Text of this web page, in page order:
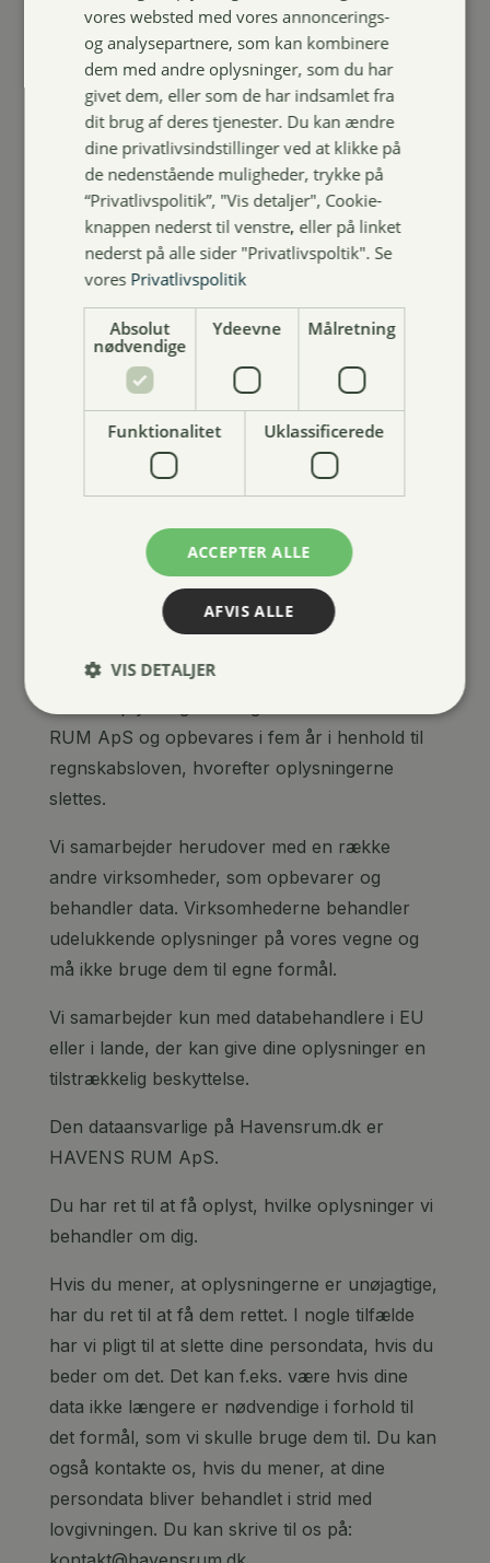
også at få en kvittering for afsendelse, så vi
kan tilbagebetale dine fragtomkostninger.
Varen sendes til:
HAVENS RUM ApS
Allerupvej 7
6731 Tjæreborg
Vi modtager kun pakker, som sendes direkte til
Når du returnerer varen, bedes du vedlægge
en detaljeret beskrivelse af problemet.
Persondatapolitik
Navn, adresse, tlf.nr. og mailadresse.
Vi registrerer og videregiver kun de
personoplysninger, som er nødvendige for at
kunne levere varen til dig.
Personoplysningerne registreres hos HAVENS
RUM ApS og opbevares i fem år i henhold til
regnskabsloven, hvorefter oplysningerne
slettes.
Vi samarbejder herudover med en række
andre virksomheder, som opbevarer og
behandler data. Virksomhederne behandler
udelukkende oplysninger på vores vegne og
må ikke bruge dem til egne formål.
Vi samarbejder kun med databehandlere i EU
eller i lande, der kan give dine oplysninger en
tilstrækkelig beskyttelse.
Den dataansvarlige på Havensrum.dk er
HAVENS RUM ApS.
Du har ret til at få oplyst, hvilke oplysninger vi
behandler om dig.
Hvis du mener, at oplysningerne er unøjagtige,
har du ret til at få dem rettet. I nogle tilfælde
har vi pligt til at slette dine persondata, hvis du
beder om det. Det kan f.eks. være hvis dine
data ikke længere er nødvendige i forhold til
det formål, som vi skulle bruge dem til. Du kan
også kontakte os, hvis du mener, at dine
persondata bliver behandlet i strid med
lovgivningen. Du kan skrive til os på:
vores websted med vores annoncerings-
og analysepartnere, som kan kombinere
dem med andre oplysninger, som du har
givet dem, eller som de har indsamlet fra
dit brug af deres tjenester. Du kan ændre
dine privatlivsindstillinger ved at klikke på
de nedenstående muligheder, trykke på
“Privatlivspolitik”, "Vis detaljer", Cookie-
knappen nederst til venstre, eller på linket
nederst på alle sider "Privatlivspoltik". Se
vores Privatlivspolitik
Absolut
nødvendige
Ydeevne Målretning
Funktionalitet Uklassificerede
ACCEPTER ALLE
AFVIS ALLE
VIS DETALJER